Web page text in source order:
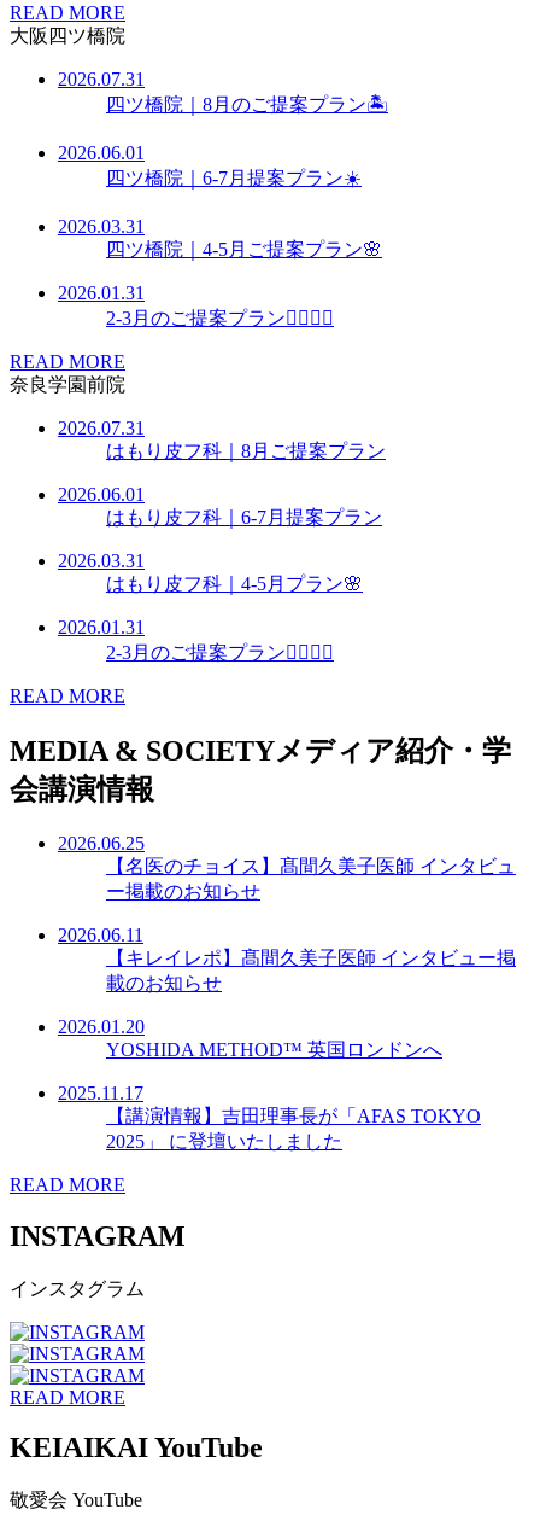
READ MORE
大阪四ツ橋院
2026.07.31
四ツ橋院｜8月のご提案プラン🏝️
2026.06.01
四ツ橋院｜6-7月提案プラン☀️
2026.03.31
四ツ橋院｜4-5月ご提案プラン🌸
2026.01.31
2-3月のご提案プラン👩🏻‍⚕️✨
READ MORE
奈良学園前院
2026.07.31
はもり皮フ科｜8月ご提案プラン
2026.06.01
はもり皮フ科｜6-7月提案プラン
2026.03.31
はもり皮フ科｜4-5月プラン🌸
2026.01.31
2-3月のご提案プラン👩🏻‍⚕️✨
READ MORE
MEDIA & SOCIETYメディア紹介・学
会講演情報
2026.06.25
【名医のチョイス】髙間久美子医師 インタビュ
ー掲載のお知らせ
2026.06.11
【キレイレポ】髙間久美子医師 インタビュー掲
載のお知らせ
2026.01.20
YOSHIDA METHOD™ 英国ロンドンへ
2025.11.17
【講演情報】吉田理事長が「AFAS TOKYO
2025」 に登壇いたしました
READ MORE
INSTAGRAM
インスタグラム
READ MORE
KEIAIKAI YouTube
敬愛会 YouTube